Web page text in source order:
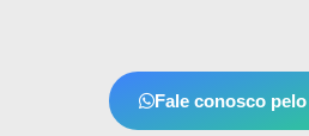
Fale conosco